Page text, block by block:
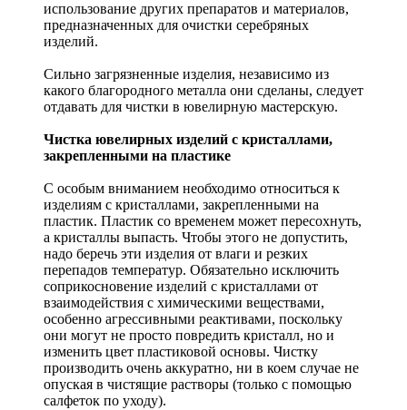
использование других препаратов и материалов,
предназначенных для очистки серебряных
изделий.
Сильно загрязненные изделия, независимо из
какого благородного металла они сделаны, следует
отдавать для чистки в ювелирную мастерскую.
Чистка ювелирных изделий с кристаллами,
закрепленными на пластике
С особым вниманием необходимо относиться к
изделиям с кристаллами, закрепленными на
пластик. Пластик со временем может пересохнуть,
а кристаллы выпасть. Чтобы этого не допустить,
надо беречь эти изделия от влаги и резких
перепадов температур. Обязательно исключить
соприкосновение изделий с кристаллами от
взаимодействия с химическими веществами,
особенно агрессивными реактивами, поскольку
они могут не просто повредить кристалл, но и
изменить цвет пластиковой основы. Чистку
производить очень аккуратно, ни в коем случае не
опуская в чистящие растворы (только с помощью
салфеток по уходу).